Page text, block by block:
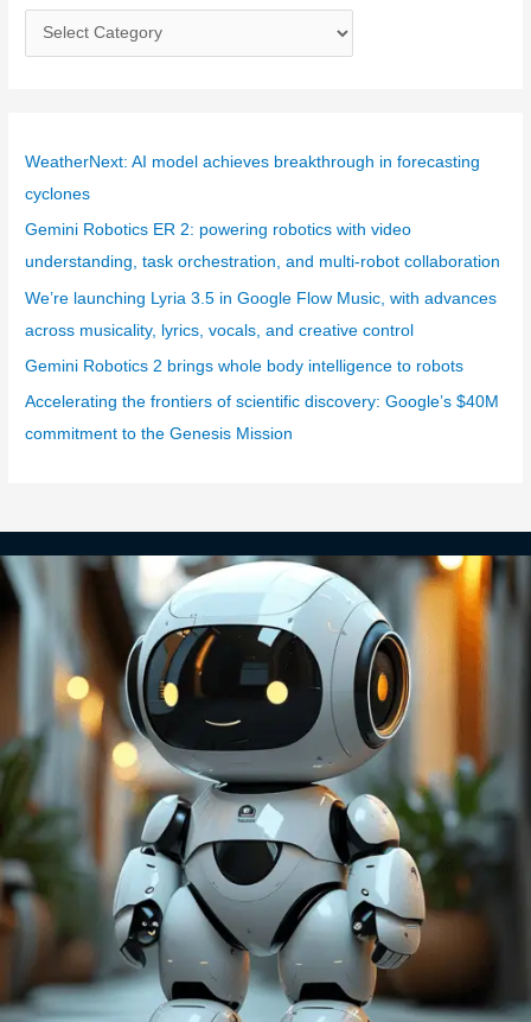
a
g
WeatherNext: AI model achieves breakthrough in forecasting
cyclones
Gemini Robotics ER 2: powering robotics with video
understanding, task orchestration, and multi-robot collaboration
We’re launching Lyria 3.5 in Google Flow Music, with advances
across musicality, lyrics, vocals, and creative control
Gemini Robotics 2 brings whole body intelligence to robots
Accelerating the frontiers of scientific discovery: Google’s $40M
commitment to the Genesis Mission